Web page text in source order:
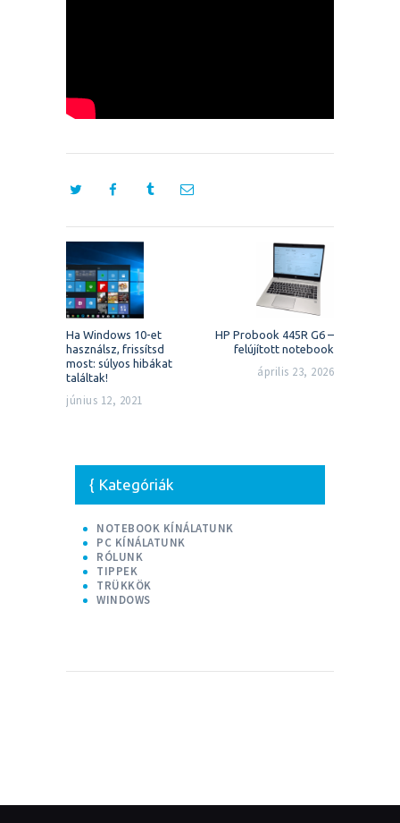
Bejegyzés
navigáció
Previous
post:
Ha Windows 10-et
használsz, frissítsd
most: súlyos hibákat
találtak!
június 12, 2021
HP Probook 445R G6 –
felújított notebook
április 23, 2026
Kategóriák
NOTEBOOK KÍNÁLATUNK
PC KÍNÁLATUNK
RÓLUNK
TIPPEK
TRÜKKÖK
WINDOWS